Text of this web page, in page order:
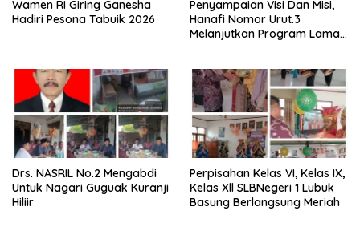
Wamen RI Giring Ganesha
Hadiri Pesona Tabuik 2026
Penyampaian Visi Dan Misi,
Hanafi Nomor Urut.3
Melanjutkan Program Lama
Drs. NASRIL No.2 Mengabdi
Untuk Nagari Guguak Kuranji
Hiliir
Perpisahan Kelas VI, Kelas IX,
Kelas Xll SLBNegeri 1 Lubuk
Basung Berlangsung Meriah